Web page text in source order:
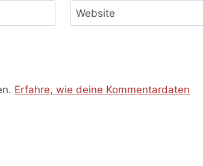
Website
Erfahre, wie deine Kommentardaten